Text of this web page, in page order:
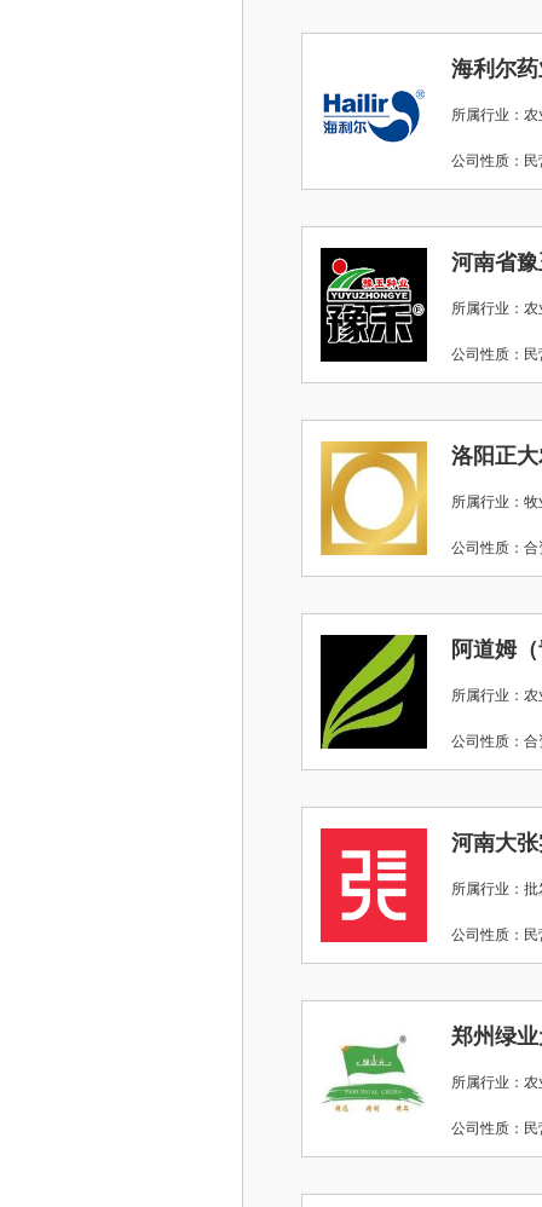
海利尔
所属行业：农
公司性质
河南省
所属行业：农
公司性质
洛阳正
所属行业：牧
公司性质
阿道姆
所属行业：农
公司性质
河南大
所属行业：批
公司性质
郑州绿
所属行业：农
公司性质